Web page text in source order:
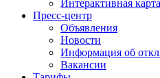
Интерактивная карта
Пресс-центр
Объявления
Новости
Информация об
Вакансии